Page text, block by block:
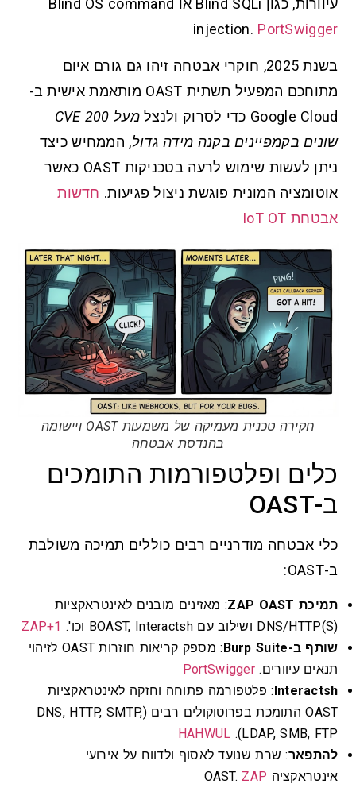
עיוורות, כגון Blind SQLi או Blind OS command
injection.PortSwigger
בשנת 2025, חוקרי אבטחה זיהו גם גורם איום
מתוחכם המפעיל תשתית OAST מותאמת אישית ב-
Google Cloud כדי לסרוק ולנצל
מעל 200 CVE
שונים בקמפיינים בקנה מידה גדול, הממחיש כיצד
ניתן לעשות שימוש לרעה בטכניקות OAST כאשר
אוטומציה המונית פוגשת ניצול פגיעות.חדשות
אבטחת IoT OT
חקירה טכנית מעמיקה של משמעות OAST ויישומה
בהנדסת אבטחה
כלים ופלטפורמות התומכים
ב-OAST
כלי אבטחה מודרניים רבים כוללים תמיכה משולבת
ב-OAST:
תמיכת ZAP OAST
: מאזינים מובנים לאינטראקציות
DNS/HTTP(S) ושילוב עם BOAST, Interactsh וכו'.
ZAP+1
שותף ב-Burp Suite
: מספק קריאות חוזרות OAST לזיהוי
תנאים עיוורים.PortSwigger
Interactsh: פלטפורמה פתוחה וחזקה לאינטראקציות
OAST התומכת בפרוטוקולים רבים (DNS, HTTP, SMTP,
LDAP, SMB, FTP).
HAHWUL
להתפאר: שרת שנועד לאסוף ולדווח על אירועי
אינטראקציה OAST.ZAP